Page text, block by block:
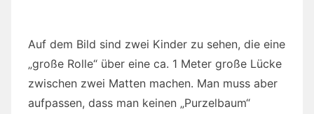
Auf dem Bild sind zwei Kinder zu sehen, die eine
„große Rolle“ über eine ca. 1 Meter große Lücke
zwischen zwei Matten machen. Man muss aber
aufpassen, dass man keinen „Purzelbaum“